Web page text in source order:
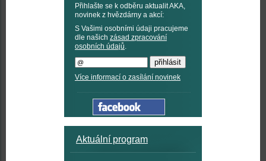
Přihlašte se k odběru aktualit AKA,
novinek z hvězdárny a akcí:
S Vašimi osobními údaji pracujeme
dle našich zásad zpracování
osobních údajů.
Více informací o zasílání novinek
Aktuální program